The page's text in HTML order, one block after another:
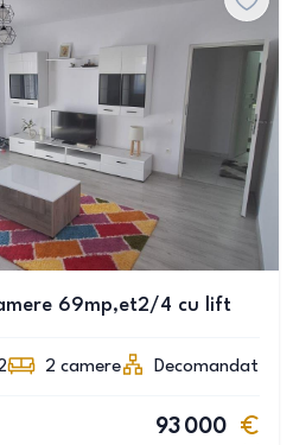
69mp,et2/4 cu lift
2 camere Decomandat
93 000